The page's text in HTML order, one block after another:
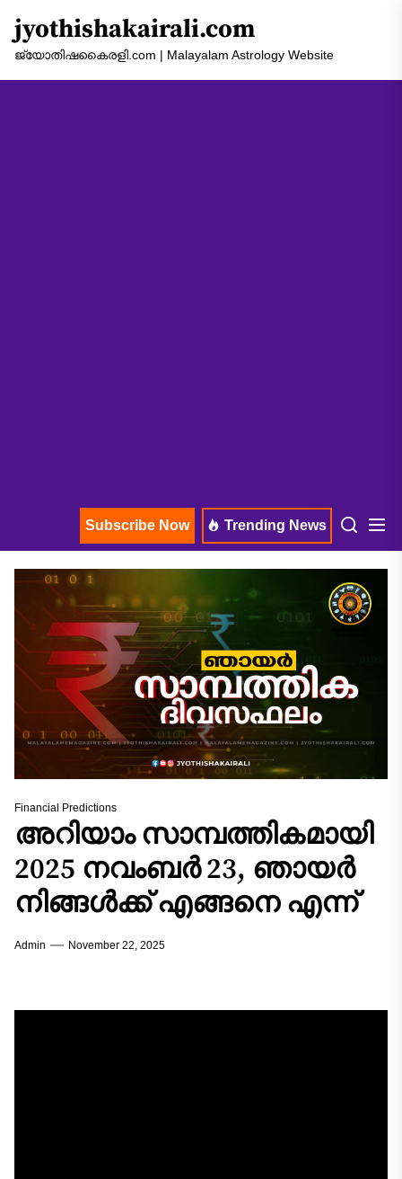
the
jyothishakairali.com
ജ്യോതിഷകൈരളി.com | Malayalam Astrology Website
Subscribe Now Trending News
Financial Predictions
അറിയാം സാമ്പത്തികമായി
2025 നവംബർ 23, ഞായർ
നിങ്ങൾക്ക് എങ്ങനെ എന്ന്
Admin November 22, 2025